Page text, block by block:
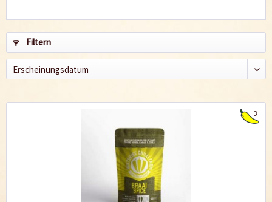
Filtern
3